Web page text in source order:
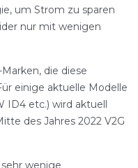
um Strom zu sparen
nur mit wenigen
die diese
einige aktuelle Modelle
ID4 etc.) wird aktuell
des Jahres 2022 V2G
wenige